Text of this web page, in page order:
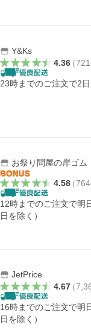
Y&Ks
4.36（721
23時までのご注文で2
お祭り問屋の岸ゴム
4.58（764
12時までのご注文で明
日を除く）
JetPrice
4.67（
16時までのご注文で明
日を除く）